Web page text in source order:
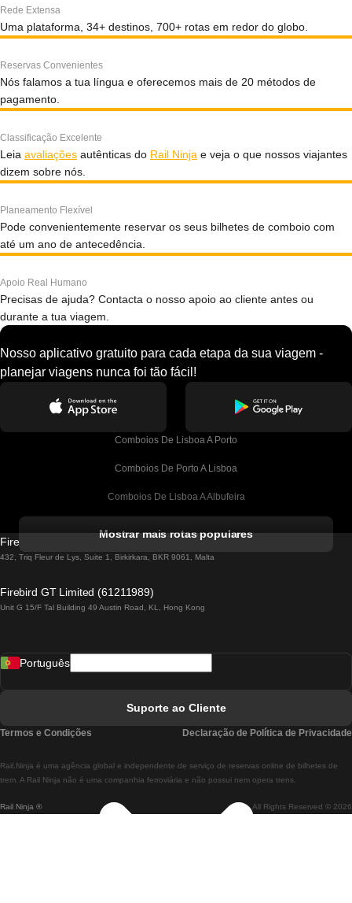
Rede Extensa
Uma plataforma, 34+ destinos, 700+ rotas em redor do globo.
Reservas Convenientes
Nós falamos a tua língua e oferecemos mais de 20 métodos de
pagamento.
Classificação Excelente
Leia avaliações autênticas do Rail Ninja e veja o que nossos viajantes
dizem sobre nós.
Planeamento Flexível
Pode convenientemente reservar os seus bilhetes de comboio com
até um ano de antecedência.
Apoio Real Humano
Precisas de ajuda? Contacta o nosso apoio ao cliente antes ou
durante a tua viagem.
Nosso aplicativo gratuito para cada etapa da sua viagem -
planejar viagens nunca foi tão fácil!
Comboios De Lisboa A Porto
Comboios De Porto A Lisboa
Comboios De Lisboa A Albufeira
Comboios De Lisboa A Lagos
Comboios De Lisboa A Madrid
Comboios De Lisboa A Braga
Comboios De Braga A Lisboa
Mostrar mais rotas populares
Firebird GT Limited (OC 1451)
432, Triq Fleur de Lys, Suite 1, Birkirkara, BKR 9061, Malta
Firebird GT Limited (61211989)
Unit G 15/F Tal Building 49 Austin Road, KL, Hong Kong
Rail Ninja ® All Rights Reserved © 2026
Rail.Ninja é uma agência global e independente de serviço de reservas online de bilhetes de
trem. A Rail Ninja não é uma companhia ferroviária e não possui nem opera trens.
Português
Suporte ao Cliente
Termos e Condições Declaração de Política de Privacidade